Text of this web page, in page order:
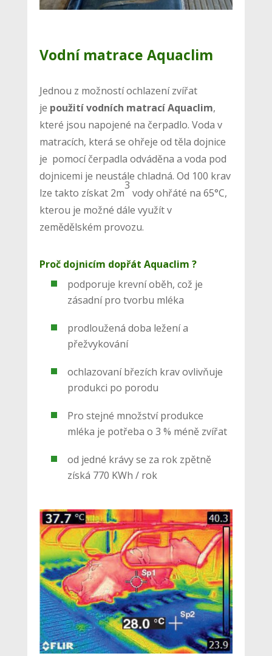
Vodní matrace Aquaclim
Jednou z možností ochlazení zvířat
je použití vodních matrací Aquaclim,
které jsou napojené na čerpadlo. Voda v
matracích, která se ohřeje od těla dojnice
je pomocí čerpadla odváděna a voda pod
dojnicemi je neustále chladná. Od 100 krav
lze takto získat 2m
3
vody ohřáté na 65°C,
kterou je možné dále využít v
zemědělském provozu.
Proč dojnicím dopřát Aquaclim ?
podporuje krevní oběh, což je
zásadní pro tvorbu mléka
prodloužená doba ležení a
přežvykování
ochlazovaní březích krav ovlivňuje
produkci po porodu
Pro stejné množství produkce
mléka je potřeba o 3 % méně zvířat
od jedné krávy se za rok zpětně
získá 770 KWh / rok